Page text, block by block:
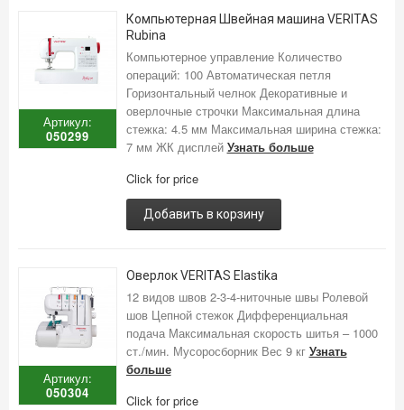
Артикул:
050299
Компьютерная Швейная машина VERITAS
Rubina
Компьютерное управление Количество
операций: 100 Автоматическая петля
Горизонтальный челнок Декоративные и
оверлочные строчки Максимальная длина
стежка: 4.5 мм Максимальная ширина стежка:
7 мм ЖК дисплей Узнать больше
Click for price
Добавить в корзину
Артикул:
050304
Оверлок VERITAS Elastika
12 видов швов 2-3-4-ниточные швы Ролевой
шов Цепной стежок Дифференциальная
подача Максимальная скорость шитья – 1000
ст./мин. Мусоросборник Вес 9 кг Узнать
больше
Click for price